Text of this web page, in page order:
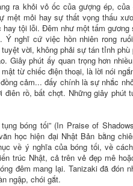
ra khỏi vỏ ốc của gượng ép,
mệt mỏi hay sự thất vọng thấu
hay tội lỗi. Đêm như một tấm
Ý nghĩ cứ việc hồn nhiên rong
vời, không phải sự tán tỉnh
Giây phút ấy quan trọng hơn
từ chiếc điện thoại, là lời nói
cảm... đấy chính là sự nhắc
điên rồ, bất chợt. Những giây
bóng tối” (In Praise of
học hiện đại Nhật Bản bằng
về ý nghĩa của bóng tối, về
trúc Nhật, cả trên vẻ đẹp mê
đêm mang lại. Tanizaki đã đón
ngập, chói gắt.